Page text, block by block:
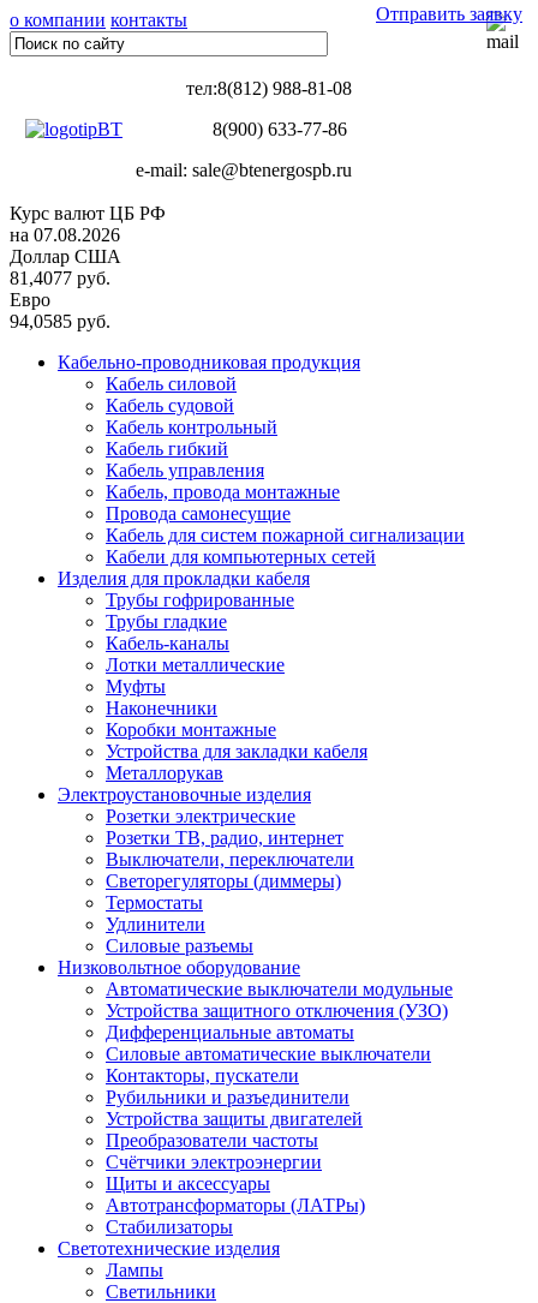
о компании контакты Отправить заявку
тел:8(812) 988-81-08
8(900) 633-77-86
e-mail: sale@btenergospb.ru
Курс валют ЦБ РФ
на 07.08.2026
Доллар США
81,4077 руб.
Евро
94,0585 руб.
Кабельно-проводниковая продукция
Кабель силовой
Кабель судовой
Кабель контрольный
Кабель гибкий
Кабель управления
Кабель, провода монтажные
Провода самонесущие
Кабель для систем пожарной сигнализации
Кабели для компьютерных сетей
Изделия для прокладки кабеля
Трубы гофрированные
Трубы гладкие
Кабель-каналы
Лотки металлические
Муфты
Наконечники
Коробки монтажные
Устройства для закладки кабеля
Металлорукав
Электроустановочные изделия
Розетки электрические
Розетки ТВ, радио, интернет
Выключатели, переключатели
Светорегуляторы (диммеры)
Термостаты
Удлинители
Силовые разъемы
Низковольтное оборудование
Автоматические выключатели модульные
Устройства защитного отключения (УЗО)
Дифференциальные автоматы
Силовые автоматические выключатели
Контакторы, пускатели
Рубильники и разъединители
Устройства защиты двигателей
Преобразователи частоты
Счётчики электроэнергии
Щиты и аксессуары
Автотрансформаторы (ЛАТРы)
Стабилизаторы
Светотехнические изделия
Лампы
Светильники